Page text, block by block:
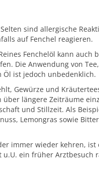
sind allergische
auf Fenchel reagieren.
Fenchelöl kann auch
Die Anwendung von
ist jedoch unbedenklich.
Gewürze und
längere Zeiträume
und Stillzeit. Als
Lemongras sowie
immer wieder kehren, ist
ein früher Arztbesuch